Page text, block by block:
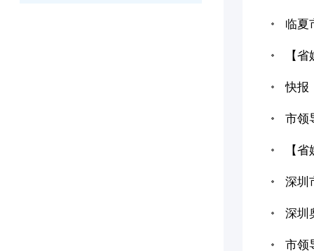
临夏
【
快报
市领
【
深圳
深圳
市领